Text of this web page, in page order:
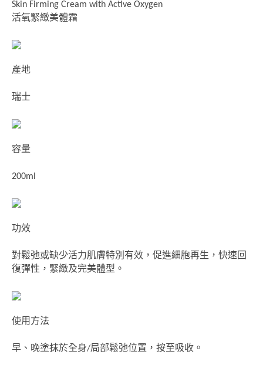
Skin Firming Cream with Active Oxygen
活氧緊緻美體霜
產地
瑞士
容量
200ml
功效
對鬆弛或缺少活力肌膚特別有效，促進細胞再生，快速回
復彈性，緊緻及完美體型。
使用方法
早、晚塗抹於全身/局部鬆弛位置，按至吸收。